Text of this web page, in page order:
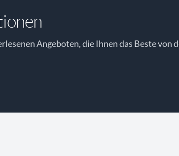
Angeboten, die Ihnen das Beste von